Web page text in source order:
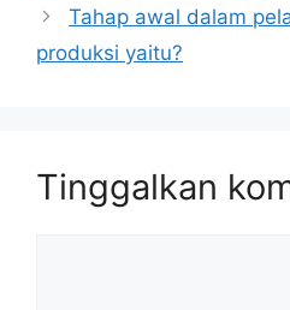
Tahap awal dalam
produksi yaitu?
Tinggalkan